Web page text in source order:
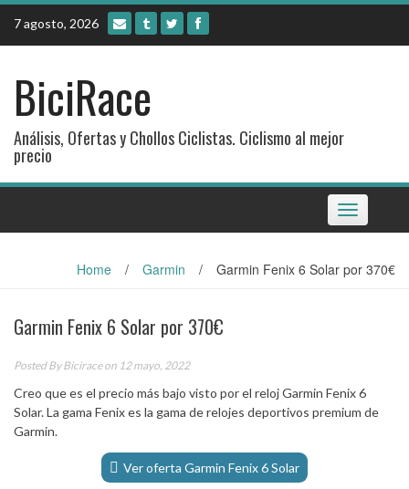
Skip
content
7 agosto, 2026
BiciRace
Análisis, Ofertas y Chollos Ciclistas. Ciclismo al mejor
precio
Toggle
navigation
Home / Garmin / Garmin Fenix 6 Solar por 370€
Garmin Fenix 6 Solar por 370€
Posted ByBiciraceon 12 mayo, 2022
Creo que es el precio más bajo visto por el reloj Garmin Fenix 6
Solar. La gama Fenix es la gama de relojes deportivos premium de
Garmin.
Ver oferta Garmin Fenix 6 Solar